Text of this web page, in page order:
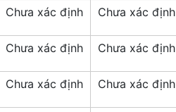
Chưa xác định Chưa xác định
Chưa xác định Chưa xác định
Chưa xác định Chưa xác định